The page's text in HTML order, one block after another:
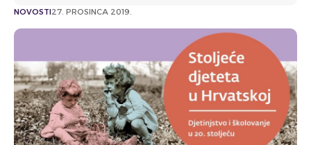
NOVOSTI27. PROSINCA 2019.